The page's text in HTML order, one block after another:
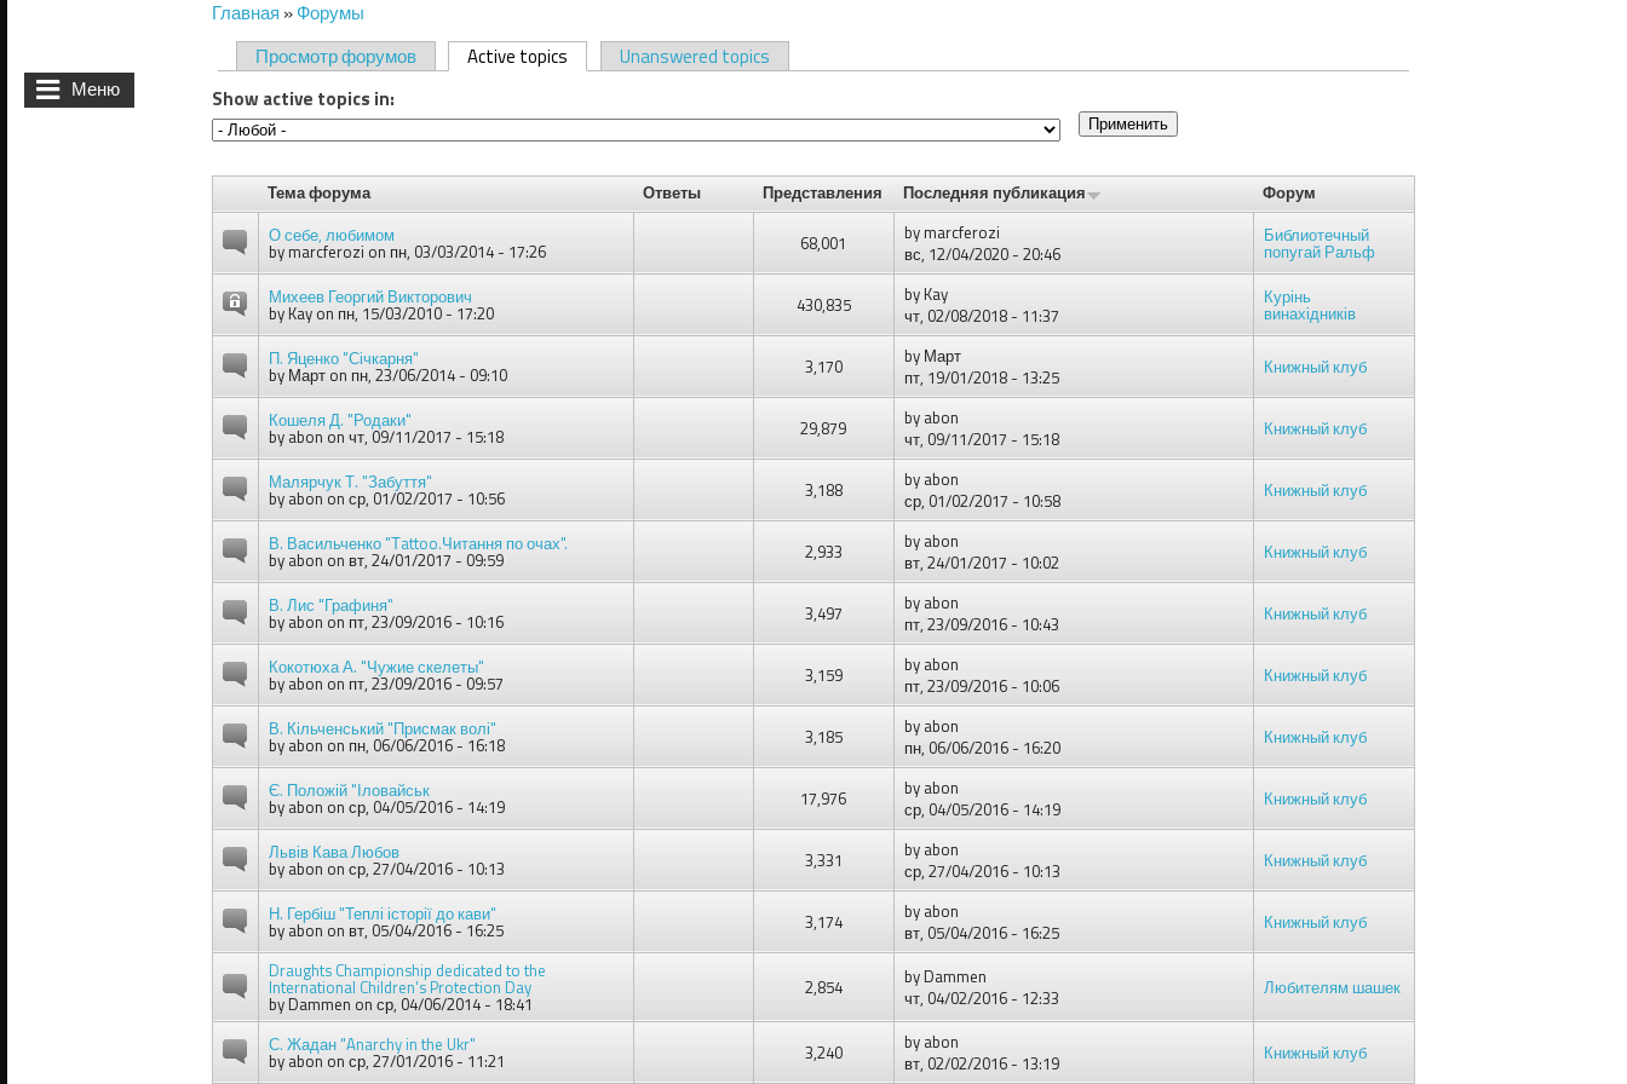
Меню
Вы здесь
Главная »Форумы
Главные вкладки
Просмотр форумов Active topics (активная вкладка)
Unanswered topics
Show active topics in:
Тема форума Ответы Представления Последняя публикация
Форум
О себе, любимом
bymarcferozi on пн, 03/03/2014 - 17:26 68,001 bymarcferozi
вс, 12/04/2020 - 20:46
Библиотечный
попугай Ральф
Михеев Георгий Викторович
byKayon пн, 15/03/2010 - 17:20 430,835 byKay
чт, 02/08/2018 - 11:37
Курінь
винахідників
П. Яценко "Січкарня"
by Мартon пн, 23/06/2014 - 09:10 3,170 by Март
пт, 19/01/2018 - 13:25
Книжный клуб
Кошеля Д. "Родаки"
by abon on чт, 09/11/2017 - 15:18 29,879 by abon
чт, 09/11/2017 - 15:18
Книжный клуб
Малярчук Т. "Забуття"
by abonon ср, 01/02/2017 - 10:56 3,188 by abon
ср, 01/02/2017 - 10:58
Книжный клуб
В. Васильченко "Тattoo.Читання по очах".
by abon on вт, 24/01/2017 - 09:59 2,933 by abon
вт, 24/01/2017 - 10:02
Книжный клуб
В. Лис "Графиня"
by abon on пт, 23/09/2016 - 10:16 3,497 by abon
пт, 23/09/2016 - 10:43
Книжный клуб
Кокотюха А. "Чужие скелеты"
by abon on пт, 23/09/2016 - 09:57 3,159 by abon
пт, 23/09/2016 - 10:06
Книжный клуб
В. Кільченський "Присмак волі"
by abon on пн, 06/06/2016 - 16:18 3,185 by abon
пн, 06/06/2016 - 16:20
Книжный клуб
Є. Положій "Іловайськ
by abon on ср, 04/05/2016 - 14:19 17,976 by abon
ср, 04/05/2016 - 14:19
Книжный клуб
Львів Кава Любов
by abon on ср, 27/04/2016 - 10:13 3,331 by abon
ср, 27/04/2016 - 10:13
Книжный клуб
Н. Гербіш "Теплі історії до кави"
by abon on вт, 05/04/2016 - 16:25 3,174 by abon
вт, 05/04/2016 - 16:25
Книжный клуб
Draughts Championship dedicated to the
International Children's Protection Day
by Dammen on ср, 04/06/2014 - 18:41
2,854 byDammen
чт, 04/02/2016 - 12:33
Любителям шашек
С. Жадан "Anarchy in the Ukr"
by abon on ср, 27/01/2016 - 11:21 3,240 by abon
вт, 02/02/2016 - 13:19
Книжный клуб